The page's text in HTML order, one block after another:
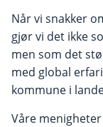
Når vi snakker
gjør vi det ikke
men som det
med global
kommune i
Våre